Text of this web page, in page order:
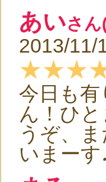
あいさ
2013/11/
今日も
ん！ひ
うぞ、
いまーす